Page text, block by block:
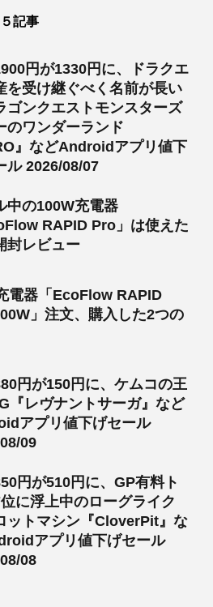
記事
円が1330円に、ドラクエ
を受け継ぐべく名前が長い
ゴンクエストモンスターズ
のワンダーランド
』などAndroidアプリ値下
ル 2026/08/07
中の100W充電器
RAPID Pro」は使えた
封レビュー
電器「EcoFlow RAPID
」注文、購入した2つの
円が150円に、ケムコの王
『レヴナントサーガ』など
アプリ値下げセール
09
円が510円に、GP有料ト
に浮上中のローグライク
ットマシン『CloverPit』な
アプリ値下げセール
08